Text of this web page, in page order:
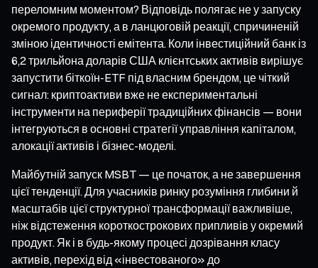
переломним моментом? Відповідь полягає не у запуску
окремого продукту, а в ланцюговій реакції, спричиненій
зміною ідентичності емітента. Коли інвестиційний банк із
6,2 трильйона доларів США клієнтських активів вирішує
запустити біткоїн-ETF під власним брендом, це чіткий
сигнал: криптоактиви вже не експериментальні
інструменти на периферії традиційних фінансів — вони
інтегруються в основні стратегії управління капіталом,
алокації активів і бізнес-моделі.
Майбутній запуск MSBT — це початок, а не завершення
цієї тенденції. Для учасників ринку розуміння глибини й
масштабів цієї структурної трансформації важливіше,
ніж відстеження короткострокових припливів у окремий
продукт. Як і в будь-якому процесі дозрівання класу
активів, перехід від «інвестованого» до